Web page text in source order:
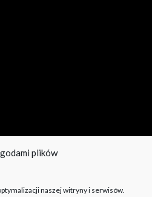
plików
naszej witryny i serwisów.